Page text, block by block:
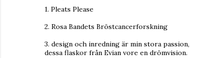
1. Pleats Please
2. Rosa Bandets Bröstcancerforskning
3. design och inredning är min stora passion,
dessa flaskor från Evian vore en drömvision.